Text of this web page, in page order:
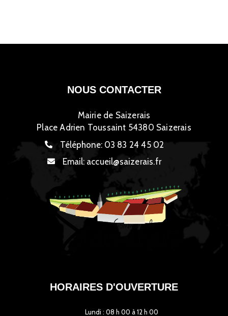
NOUS CONTACTER
Mairie de Saizerais
Place Adrien Toussaint 54380 Saizerais
Téléphone: 03 83 24 45 02
Email: accueil@saizerais.fr
HORAIRES D'OUVERTURE
Lundi : 08 h 00 à 12 h 00